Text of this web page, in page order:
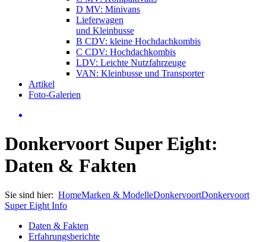
D MV: Minivans
Lieferwagen
und Kleinbusse
B CDV: kleine Hochdachkombis
C CDV: Hochdachkombis
LDV: Leichte Nutzfahrzeuge
VAN: Kleinbusse und Transporter
Artikel
Foto-Galerien
Donkervoort Super Eight:
Daten & Fakten
Sie sind hier: HomeMarken & ModelleDonkervoortDonkervoort
Super Eight Info
Daten & Fakten
Erfahrungsberichte